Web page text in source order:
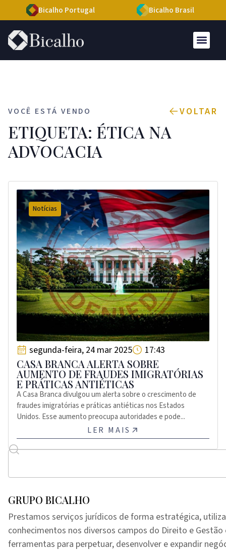
Bicalho Portugal Bicalho Brasil
VOCÊ ESTÁ VENDO VOLTAR
ETIQUETA: ÉTICA NA
ADVOCACIA
Notícias
segunda-feira, 24 mar 2025 17:43
CASA BRANCA ALERTA SOBRE
AUMENTO DE FRAUDES IMIGRATÓRIAS
E PRÁTICAS ANTIÉTICAS
A Casa Branca divulgou um alerta sobre o crescimento de
fraudes imigratórias e práticas antiéticas nos Estados
Unidos. Esse aumento preocupa autoridades e pode...
LER MAIS
GRUPO BICALHO
Prestamos serviços jurídicos de forma estratégica,
conhecimentos nos diversos campos do Direito e
ferramentas para perpetuar, desenvolver e expandir